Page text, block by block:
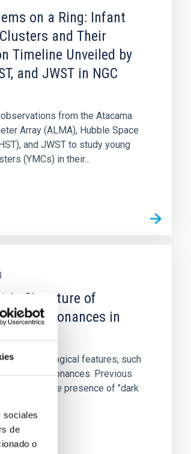
sociales
de
o
on a Ring: Infant
and Their
Timeline Unveiled by
and JWST in NGC
observations from the Atacama
Array (ALMA), Hubble Space
and JWST to study young
(YMCs) in their...
Signature of
Resonances in
morphological features, such
their resonances. Previous
that the presence of "dark